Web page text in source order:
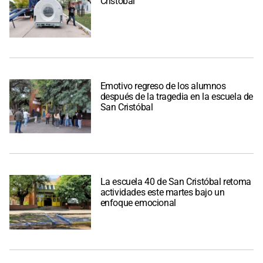
Emotivo regreso de los alumnos
después de la tragedia en la escuela de
San Cristóbal
La escuela 40 de San Cristóbal retoma
actividades este martes bajo un
enfoque emocional